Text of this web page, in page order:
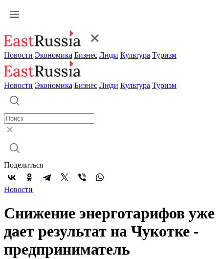
Новости Экономика Бизнес Люди Культура Туризм
Новости Экономика Бизнес Люди Культура Туризм
Поделиться
Новости
Снижение энерготарифов уже
дает результат на Чукотке -
предприниматель